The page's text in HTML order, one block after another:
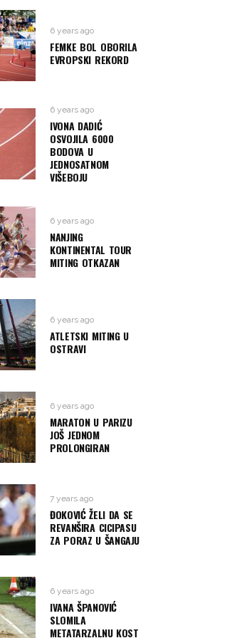
6 years ago
FEMKE BOL OBORILA
EVROPSKI REKORD
6 years ago
IVONA DADIĆ
OSVOJILA 6000
BODOVA U
JEDNOSATNOM
VIŠEBOJU
6 years ago
NANJING
KONTINENTAL TOUR
MITING OTKAZAN
6 years ago
ATLETSKI MITING U
OSTRAVI
6 years ago
MARATON U PARIZU
JOŠ JEDNOM
PROLONGIRAN
7 years ago
ĐOKOVIĆ ŽELI DA SE
REVANŠIRA CICIPASU
ZA PORAZ U ŠANGAJU
6 years ago
IVANA ŠPANOVIĆ
SLOMILA
METATARZALNU KOST